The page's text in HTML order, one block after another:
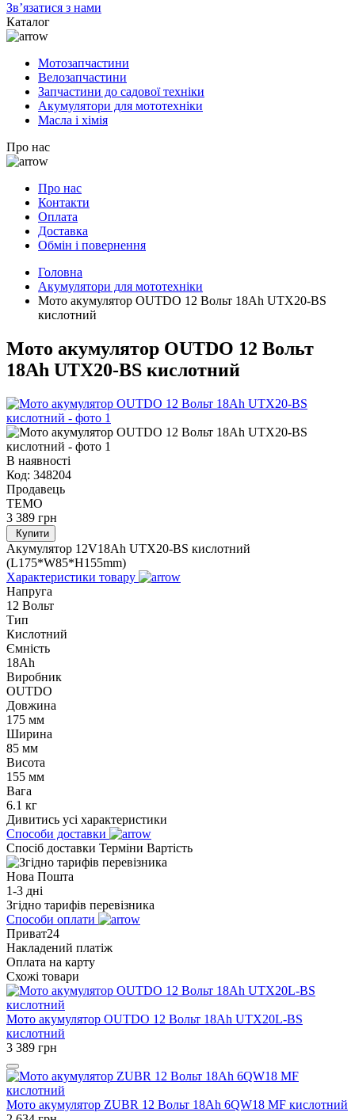
Зв’язатися з нами
Каталог
Мотозапчастини
Велозапчастини
Запчастини до садової техніки
Акумулятори для мототехніки
Масла і хімія
Про нас
Про нас
Контакти
Оплата
Доставка
Обмін і повернення
Головна
Акумулятори для мототехніки
Мото акумулятор OUTDO 12 Вольт 18Аh UTX20-BS
кислотний
Мото акумулятор OUTDO 12 Вольт
18Аh UTX20-BS кислотний
В наявності
Код: 348204
Продавець
TEMO
3 389 грн
Купити
Акумулятор 12V18Аh UTX20-BS кислотний
(L175*W85*H155mm)
Характеристики товару
Напруга
12 Вольт
Тип
Кислотний
Ємність
18Ah
Виробник
OUTDO
Довжина
175 мм
Ширина
85 мм
Висота
155 мм
Вага
6.1 кг
Дивитись усі характеристики
Способи доставки
Спосіб доставки Терміни Вартість
Нова Пошта
1-3 дні
Згідно тарифів перевізника
Способи оплати
Приват24
Накладений платіж
Оплата на карту
Схожі товари
Мото акумулятор OUTDO 12 Вольт 18Ah UTX20L-BS
кислотний
3 389 грн
Мото акумулятор ZUBR 12 Вольт 18Аh 6QW18 MF кислотний